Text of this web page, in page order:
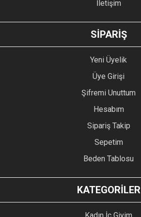
GÖNDER
İletişim
SİPARİŞ
Yeni Üyelik
Üye Girişi
Şifremi Unuttum
Hesabım
Sipariş Takip
Sepetim
Beden Tablosu
KATEGORİLER